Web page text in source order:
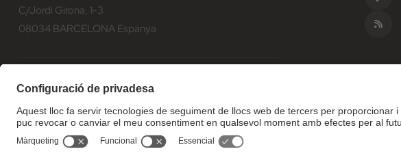
C/Jordi Girona, 1-3
08034 BARCELONA Espanya
informacio@fib.upc.edu